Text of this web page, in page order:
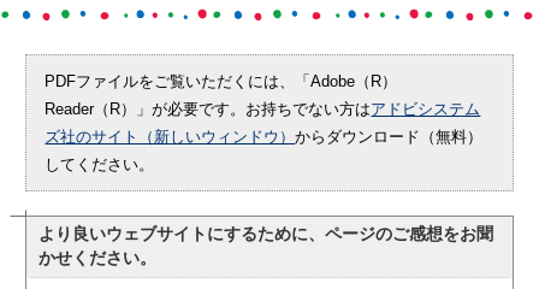
PDFファイルをご覧いただくには、「Adobe（R）
Reader（R）」が必要です。お持ちでない方はアドビシステム
ズ社のサイト（新しいウィンドウ）からダウンロード（無料）
してください。
より良いウェブサイトにするために、ページのご感想をお聞
かせください。